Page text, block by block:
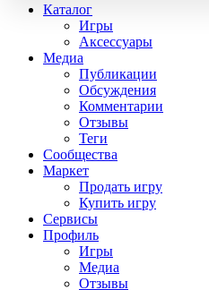
Каталог
Игры
Аксессуары
Медиа
Публикации
Обсуждения
Комментарии
Отзывы
Теги
Сообщества
Маркет
Продать игру
Купить игру
Сервисы
Профиль
Игры
Медиа
Отзывы